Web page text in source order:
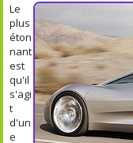
Le
plus
éton
nant
est
qu'il
s'agi
t
d'un
e